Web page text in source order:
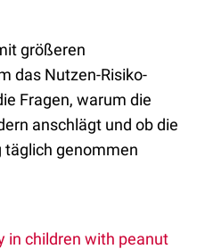
größeren
das Nutzen-Risiko-
Fragen, warum die
anschlägt und ob die
täglich genommen
in children with peanut